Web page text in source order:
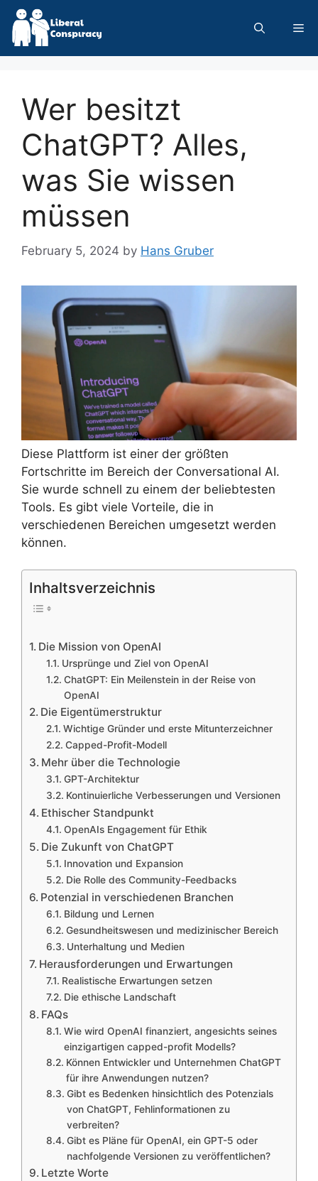
Skip
content
Wer besitzt
ChatGPT? Alles,
was Sie wissen
müssen
February 5, 2024 by Hans Gruber
Diese Plattform ist einer der größten
Fortschritte im Bereich der Conversational AI.
Sie wurde schnell zu einem der beliebtesten
Tools. Es gibt viele Vorteile, die in
verschiedenen Bereichen umgesetzt werden
können.
Inhaltsverzeichnis
Die Mission von OpenAI
Ursprünge und Ziel von OpenAI
ChatGPT: Ein Meilenstein in der Reise von
OpenAI
Die Eigentümerstruktur
Wichtige Gründer und erste Mitunterzeichner
Capped-Profit-Modell
Mehr über die Technologie
GPT-Architektur
Kontinuierliche Verbesserungen und Versionen
Ethischer Standpunkt
OpenAIs Engagement für Ethik
Die Zukunft von ChatGPT
Innovation und Expansion
Die Rolle des Community-Feedbacks
Potenzial in verschiedenen Branchen
Bildung und Lernen
Gesundheitswesen und medizinischer Bereich
Unterhaltung und Medien
Herausforderungen und Erwartungen
Realistische Erwartungen setzen
Die ethische Landschaft
FAQs
Wie wird OpenAI finanziert, angesichts seines
einzigartigen capped-profit Modells?
Können Entwickler und Unternehmen ChatGPT
für ihre Anwendungen nutzen?
Gibt es Bedenken hinsichtlich des Potenzials
von ChatGPT, Fehlinformationen zu
verbreiten?
Gibt es Pläne für OpenAI, ein GPT-5 oder
nachfolgende Versionen zu veröffentlichen?
Letzte Worte